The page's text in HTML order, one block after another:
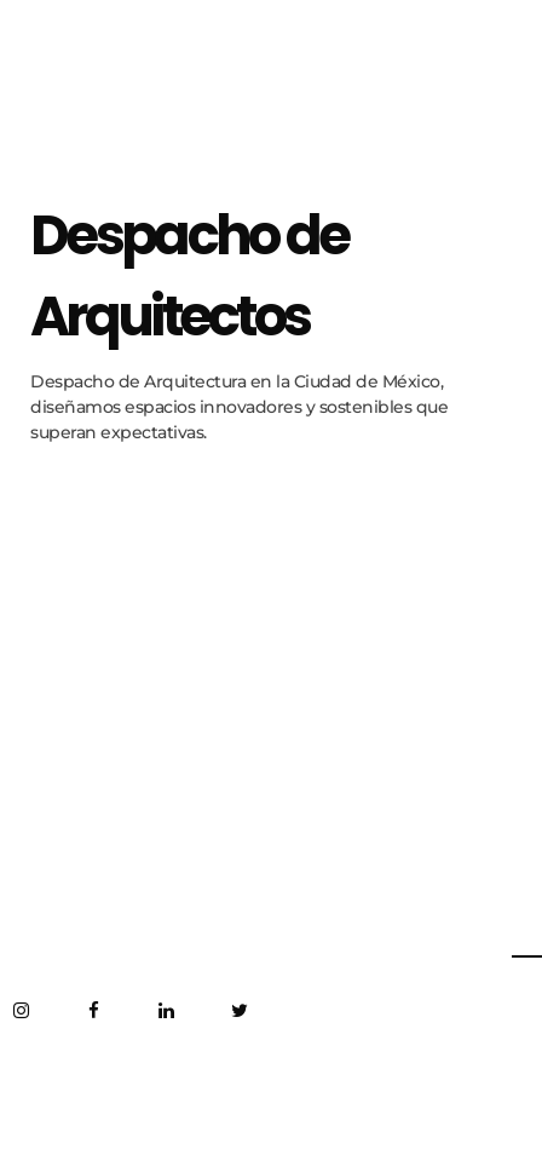
Despacho de
Arquitectos
Despacho de Arquitectura en la Ciudad de México,
diseñamos espacios innovadores y sostenibles que
superan expectativas.